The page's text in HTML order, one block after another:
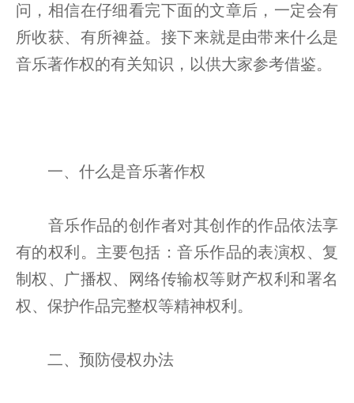
问，相信在仔细看完下面的文章后，一定会有
所收获、有所裨益。接下来就是由带来什么是
音乐著作权的有关知识，以供大家参考借鉴。
一、什么是音乐著作权
音乐作品的创作者对其创作的作品依法享
有的权利。主要包括：音乐作品的表演权、复
制权、广播权、网络传输权等财产权利和署名
权、保护作品完整权等精神权利。
二、预防侵权办法